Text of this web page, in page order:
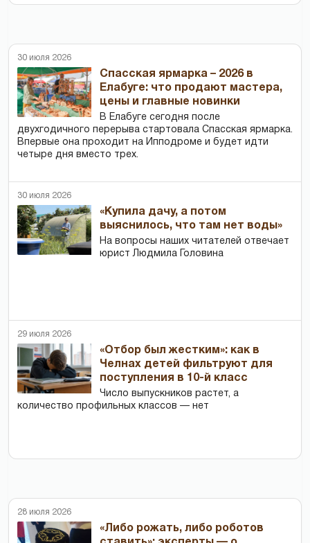
30 июля 2026
Спасская ярмарка – 2026 в
Елабуге: что продают мастера,
цены и главные новинки
В Елабуге сегодня после
двухгодичного перерыва стартовала Спасская ярмарка.
Впервые она проходит на Ипподроме и будет идти
четыре дня вместо трех.
30 июля 2026
«Купила дачу, а потом
выяснилось, что там нет воды»
На вопросы наших читателей отвечает
юрист Людмила Головина
29 июля 2026
«Отбор был жестким»: как в
Челнах детей фильтруют для
поступления в 10-й класс
Число выпускников растет, а
количество профильных классов — нет
28 июля 2026
«Либо рожать, либо роботов